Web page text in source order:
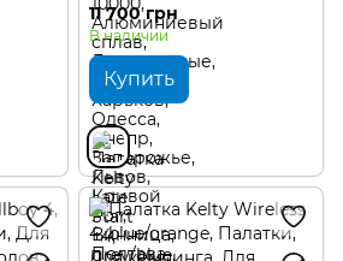
11 700 грн
В наличии
Купить